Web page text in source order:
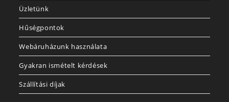
Üzletünk
Hűségpontok
Webáruházunk használata
Gyakran ismételt kérdések
Szállítási díjak